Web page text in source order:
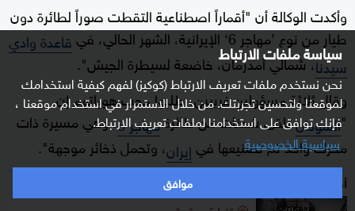
سياسة ملفات الارتباط
نحن نستخدم ملفات تعريف الارتباط (كوكيز) لفهم كيفية استخدامك
لموقعنا ولتحسين تجربتك. من خلال الاستمرار في استخدام موقعنا ،
فإنك توافق على استخدامنا لملفات تعريف الارتباط.
سياسية الخصوصية
موافق
وأكدت الوكالة أن "أقماراً اصطناعية التقطت صوراً لطائرة دون
طيار من نوع ’مهاجر 6‘ الإيرانية، الشهر الحالي، في
قاعدة وادي
سيدنا، شمالي أمدرمان، خاضعة لسيطرة الجيش".
وقال ثلاثة مسؤولين غربيين، طلبوا حجب هوياتهم إن
"السودانتلقى شحنات من طائرةمهاجر 6 ، وهي مسيرة ذات
محرك واحد تم تصنيعها فيإيران، وتحمل ذخائر موجهة".
أخبار ذات صلة